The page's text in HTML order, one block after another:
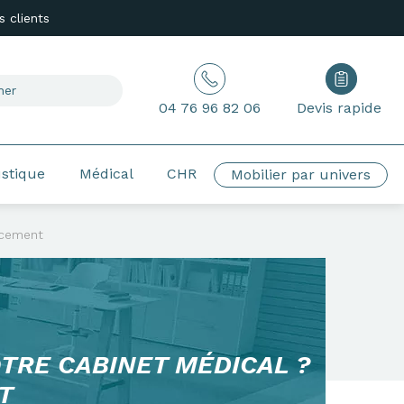
clients
04 76 96 82 06 Devis rapide
Médical CHR Mobilier par univers
CABINET MÉDICAL ?